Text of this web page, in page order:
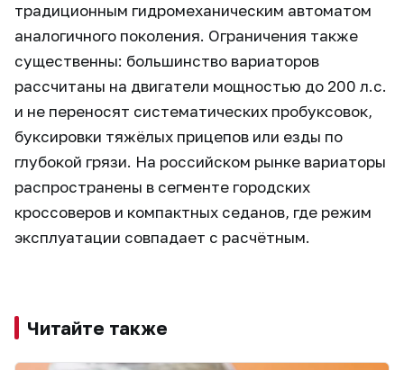
традиционным гидромеханическим автоматом
аналогичного поколения. Ограничения также
существенны: большинство вариаторов
рассчитаны на двигатели мощностью до 200 л.с.
и не переносят систематических пробуксовок,
буксировки тяжёлых прицепов или езды по
глубокой грязи. На российском рынке вариаторы
распространены в сегменте городских
кроссоверов и компактных седанов, где режим
эксплуатации совпадает с расчётным.
Читайте также